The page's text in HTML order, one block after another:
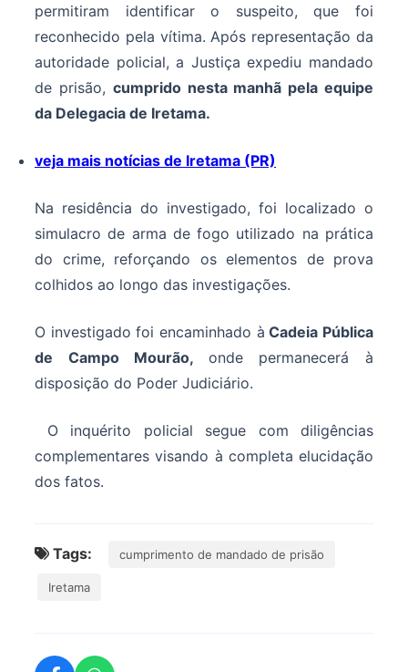
permitiram identificar o suspeito, que foi
reconhecido pela vítima. Após representação da
autoridade policial, a Justiça expediu mandado
de prisão, cumprido nesta manhã pela equipe
da Delegacia de Iretama.
veja mais notícias de Iretama (PR)
Na residência do investigado, foi localizado o
simulacro de arma de fogo utilizado na prática
do crime, reforçando os elementos de prova
colhidos ao longo das investigações.
O investigado foi encaminhado à Cadeia Pública
de Campo Mourão, onde permanecerá à
disposição do Poder Judiciário.
O inquérito policial segue com diligências
complementares visando à completa elucidação
dos fatos.
Tags: cumprimento de mandado de prisão
Iretama